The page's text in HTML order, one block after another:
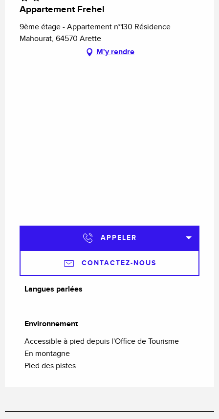
Appartement Frehel
9ème étage - Appartement n°130 Résidence
Mahourat, 64570 Arette
M'y rendre
APPELER
CONTACTEZ-NOUS
Langues parlées
Langues parlées
Environnement
Environnement
Accessible à pied depuis l'Office de Tourisme
En montagne
Pied des pistes